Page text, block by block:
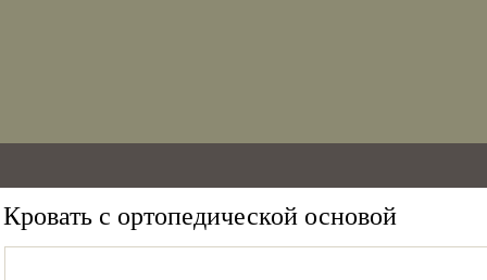
Кровать с ортопедической основой